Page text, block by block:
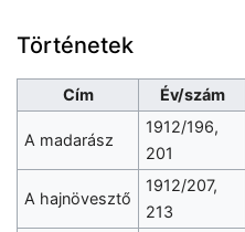
Történetek
Cím Év/szám
A madarász
1912/196,
201
A hajnövesztő
1912/207,
213